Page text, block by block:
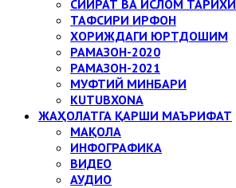
СИЙРАТ ВА ИСЛОМ ТАРИХИ
ТАФСИРИ ИРФОН
ХОРИЖДАГИ ЮРТДОШИМ
РАМАЗОН-2020
РАМАЗОН-2021
МУФТИЙ МИНБАРИ
KUTUBXONA
ЖАҲОЛАТГА ҚАРШИ МАЪРИФАТ
МАҚОЛА
ИНФОГРАФИКА
ВИДЕО
АУДИО